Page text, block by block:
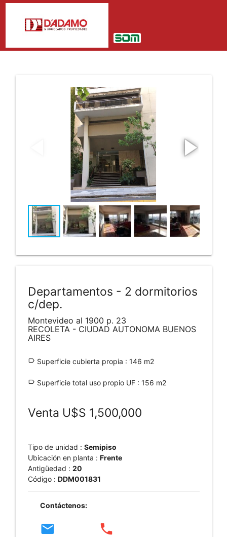
Departamentos - 2 dormitorios
c/dep.
Montevideo al 1900 p. 23
RECOLETA - CIUDAD AUTONOMA BUENOS
AIRES
label_outline Superficie cubierta propia : 146 m2
label_outline Superficie total uso propio UF : 156 m2
Venta U$S 1,500,000
Tipo de unidad : Semipiso
Ubicación en planta : Frente
Antigüedad : 20
Código : DDM001831
Contáctenos:
email phone